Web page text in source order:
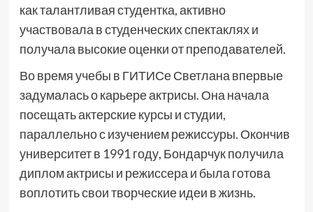
как талантливая студентка, активно
участвовала в студенческих спектаклях и
получала высокие оценки от преподавателей.
Во время учебы в ГИТИСе Светлана впервые
задумалась о карьере актрисы. Она начала
посещать актерские курсы и студии,
параллельно с изучением режиссуры. Окончив
университет в 1991 году, Бондарчук получила
диплом актрисы и режиссера и была готова
воплотить свои творческие идеи в жизнь.